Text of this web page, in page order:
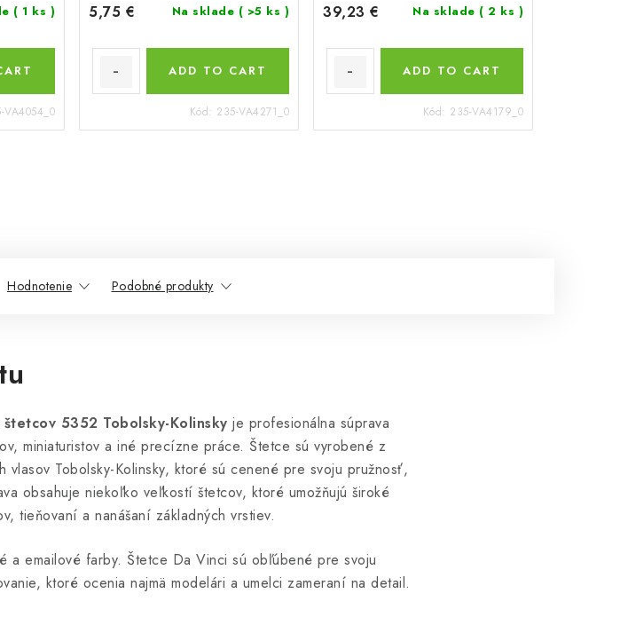
( 1 ks )
VA4054_0
5,75 € Na sklade ( >5 ks )
ADD TO CART
Kód: 235-VA4271_0
39,23 € Na sklade ( 2 ks )
ADD TO CART
Kód: 235-VA4179_0
Hodnotenie Podobné produkty
5352 Tobolsky-Kolinsky je profesionálna súprava
miniaturistov a iné precízne práce. Štetce sú vyrobené z
vlasov Tobolsky-Kolinsky, ktoré sú cenené pre svoju pružnosť,
obsahuje niekoľko veľkostí štetcov, ktoré umožňujú široké
tieňovaní a nanášaní základných vrstiev.
a emailové farby. Štetce Da Vinci sú obľúbené pre svoju
ktoré ocenia najmä modelári a umelci zameraní na detail.